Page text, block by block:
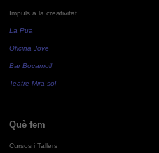
Impuls a la creativitat
La Pua
Oficina Jove
Bar Bocamoll
Teatre Mira-sol
Què fem
Cursos i Tallers